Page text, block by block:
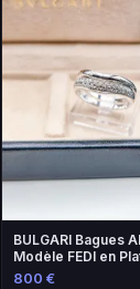
BULGARI Bagues
Modèle FEDI en
800 €